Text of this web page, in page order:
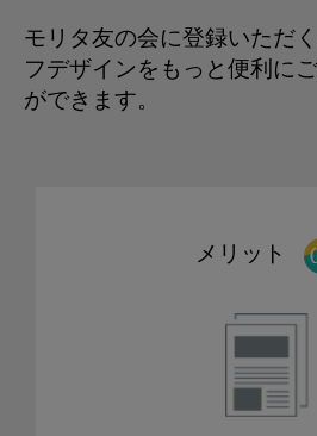
モリタ友の会に登録いただ
フデザインをもっと便利に
ができます。
メリット